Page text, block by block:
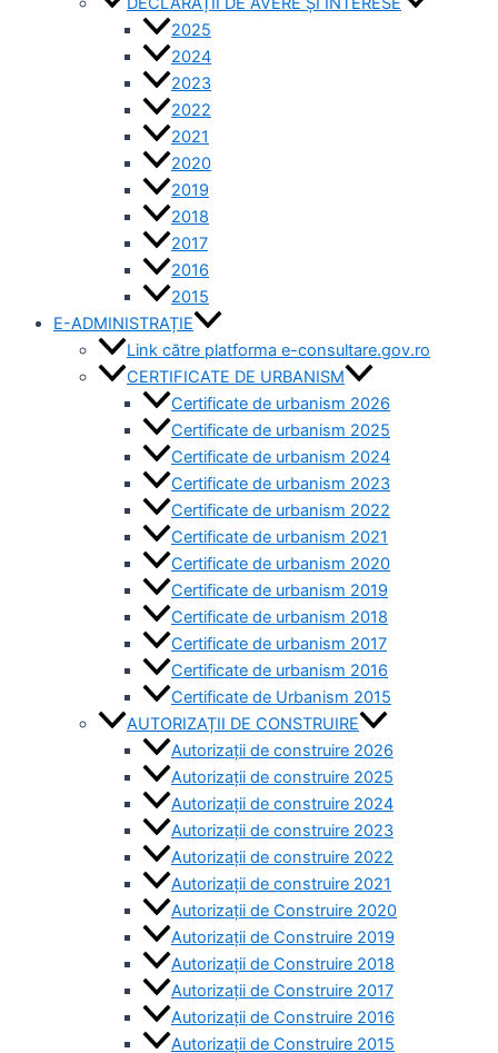
2025
2024
2023
2022
2021
2020
2019
2018
2017
2016
2015
E-ADMINISTRAȚIE
Link către platforma e-consultare.gov.ro
CERTIFICATE DE URBANISM
Certificate de urbanism 2026
Certificate de urbanism 2025
Certificate de urbanism 2024
Certificate de urbanism 2023
Certificate de urbanism 2022
Certificate de urbanism 2021
Certificate de urbanism 2020
Certificate de urbanism 2019
Certificate de urbanism 2018
Certificate de urbanism 2017
Certificate de urbanism 2016
Certificate de Urbanism 2015
AUTORIZAȚII DE CONSTRUIRE
Autorizații de construire 2026
Autorizații de construire 2025
Autorizații de construire 2024
Autorizații de construire 2023
Autorizații de construire 2022
Autorizații de construire 2021
Autorizații de Construire 2020
Autorizații de Construire 2019
Autorizaţii de Construire 2018
Autorizaţii de Construire 2017
Autorizaţii de Construire 2016
Autorizaţii de Construire 2015